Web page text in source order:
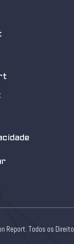
Report. Todos os